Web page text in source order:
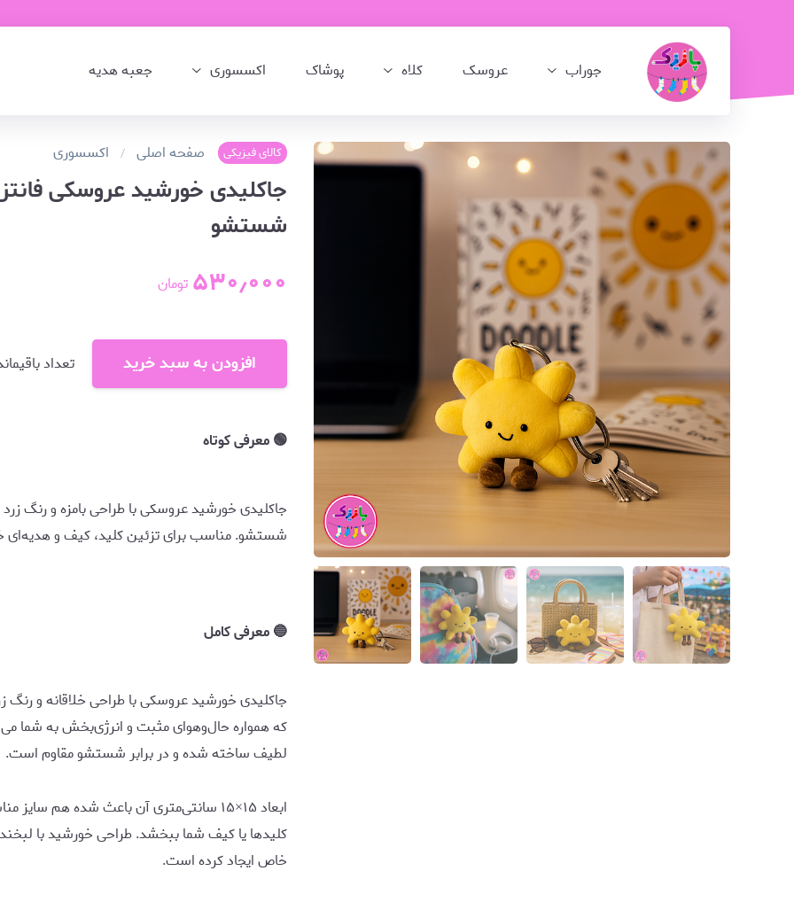
جوراب عروسک کلاه پوشاک اکسسوری جعبه هدیه
کالای فیزیکی صفحه اصلی اکسسوری
جاکلیدی خورشید عروسکی
شستشو
۵۳۰٫۰۰۰ تومان
افزودن به سبد خرید تعداد
🟢 معرفی کوتاه
جاکلیدی خورشید عروسکی با طراحی بامزه و رنگ
شستشو. مناسب برای تزئین کلید، کیف و هدیه‌ای
🔵 معرفی کامل
جاکلیدی خورشید عروسکی با طراحی خلاقانه و
که همواره حال‌و‌هوای مثبت و انرژی‌بخش به شما
لطیف ساخته شده و در برابر شستشو مقاوم است.
ابعاد ۱۵×۱۵ سانتی‌متری آن باعث شده هم
کلیدها یا کیف شما ببخشد. طراحی خورشید با
خاص ایجاد کرده است.